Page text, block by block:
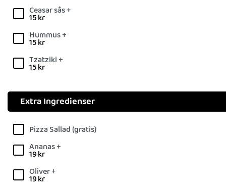
Ceasar sås +
15kr
Hummus +
15kr
Tzatziki +
15kr
Extra Ingredienser
Pizza Sallad (gratis)
Ananas +
19kr
Oliver +
19kr